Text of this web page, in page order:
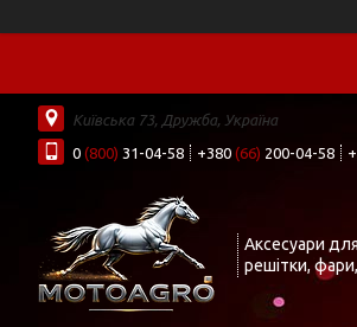
Київська 73, Дружба, Україна
0 (800) 31-04-58 +380 (66) 200-04-58
Аксесуари
решітки,